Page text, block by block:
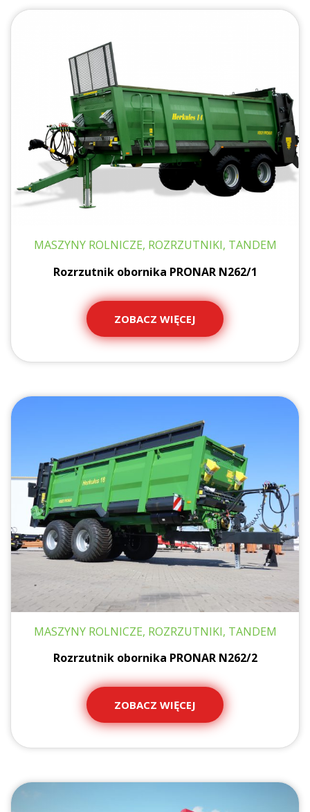
MASZYNY ROLNICZE, ROZRZUTNIKI, TANDEM
Rozrzutnik obornika PRONAR N262/1
ZOBACZ WIĘCEJ
MASZYNY ROLNICZE, ROZRZUTNIKI, TANDEM
Rozrzutnik obornika PRONAR N262/2
ZOBACZ WIĘCEJ